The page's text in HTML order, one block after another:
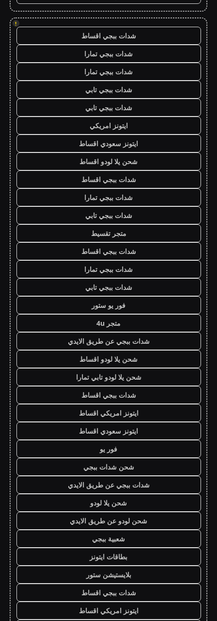
!
شدات ببجي اقساط
شدات ببجي تمارا
شدات ببجي تمارا
شدات ببجي تابي
شدات ببجي تابي
ايتونز امريكي
ايتونز سعودي اقساط
شحن يلا لودو اقساط
شدات ببجي اقساط
شدات ببجي تمارا
شدات ببجي تابي
متجر تقسيط
شدات ببجي اقساط
شدات ببجي تمارا
شدات ببجي تابي
فور يو ستور
متجر 4u
شدات ببجي عن طريق الايدي
شحن يلا لودو اقساط
شحن يلا لودو تابي تمارا
شدات ببجي اقساط
ايتونز امريكي اقساط
ايتونز سعودي اقساط
فور يو
شحن شدات ببجي
شدات ببجي عن طريق الايدي
شحن يلا لودو
شحن لودو عن طريق الايدي
شعبية ببجي
بطاقات ايتونز
بلايستيشن ستور
شدات ببجي اقساط
ايتونز امريكي اقساط